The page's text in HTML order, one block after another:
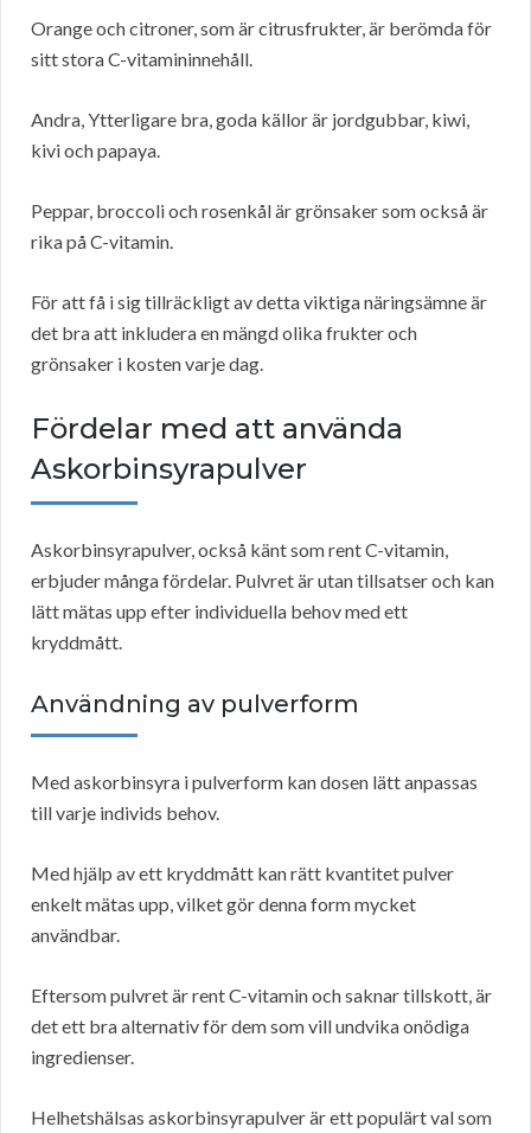
Orange och citroner, som är citrusfrukter, är berömda för
sitt stora C-vitamininnehåll.
Andra, Ytterligare bra, goda källor är jordgubbar, kiwi,
kivi och papaya.
Peppar, broccoli och rosenkål är grönsaker som också är
rika på C-vitamin.
För att få i sig tillräckligt av detta viktiga näringsämne är
det bra att inkludera en mängd olika frukter och
grönsaker i kosten varje dag.
Fördelar med att använda
Askorbinsyrapulver
Askorbinsyrapulver, också känt som rent C-vitamin,
erbjuder många fördelar. Pulvret är utan tillsatser och kan
lätt mätas upp efter individuella behov med ett
kryddmått.
Användning av pulverform
Med askorbinsyra i pulverform kan dosen lätt anpassas
till varje individs behov.
Med hjälp av ett kryddmått kan rätt kvantitet pulver
enkelt mätas upp, vilket gör denna form mycket
användbar.
Eftersom pulvret är rent C-vitamin och saknar tillskott, är
det ett bra alternativ för dem som vill undvika onödiga
ingredienser.
Helhetshälsas askorbinsyrapulver är ett populärt val som